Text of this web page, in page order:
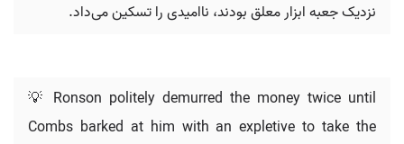
نزدیک جعبه ابزار معلق بودند، ناامیدی را تسکین می‌داد.
💡 Ronson politely demurred the money twice until
Combs barked at him with an expletive to take the